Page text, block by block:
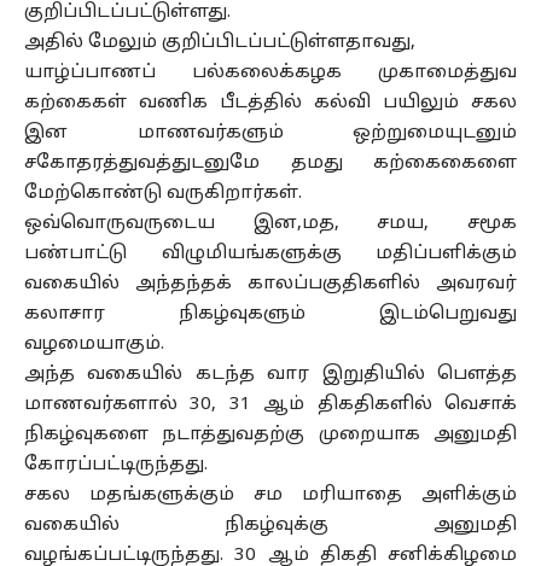
குறிப்பிடப்பட்டுள்ளது.
அதில் மேலும் குறிப்பிடப்பட்டுள்ளதாவது,
யாழ்ப்பாணப் பல்கலைக்கழக முகாமைத்துவ
கற்கைகள் வணிக பீடத்தில் கல்வி பயிலும் சகல
இன மாணவர்களும் ஒற்றுமையுடனும்
சகோதரத்துவத்துடனுமே தமது கற்கைகைளை
மேற்கொண்டு வருகிறார்கள்.
ஒவ்வொருவருடைய இன,மத, சமய, சமூக
பண்பாட்டு விழுமியங்களுக்கு மதிப்பளிக்கும்
வகையில் அந்தந்தக் காலப்பகுதிகளில் அவரவர்
கலாசார நிகழ்வுகளும் இடம்பெறுவது
வழமையாகும்.
அந்த வகையில் கடந்த வார இறுதியில் பௌத்த
மாணவர்களால் 30, 31 ஆம் திகதிகளில் வெசாக்
நிகழ்வுகளை நடாத்துவதற்கு முறையாக அனுமதி
கோரப்பட்டிருந்தது.
சகல மதங்களுக்கும் சம மரியாதை அளிக்கும்
வகையில் நிகழ்வுக்கு அனுமதி
வழங்கப்பட்டிருந்தது. 30 ஆம் திகதி சனிக்கிழமை